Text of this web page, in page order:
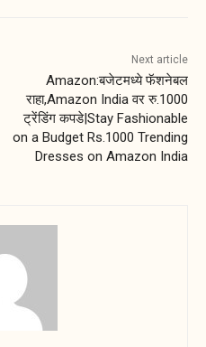
Next article
Amazon:बजेटमध्ये फॅशनेबल
राहा,Amazon India वर रु.1000
ट्रेंडिंग कपडे|Stay Fashionable
on a Budget Rs.1000 Trending
Dresses on Amazon India